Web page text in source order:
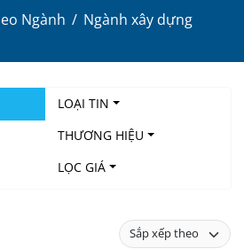
Ngành Ngành xây dựng
LOẠI TIN
THƯƠNG HIỆU
LỌC GIÁ